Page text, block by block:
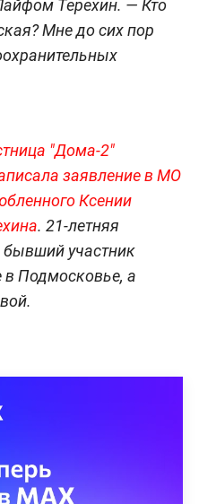
Терехин. — Кто
Мне до сих пор
"Дома-2"
заявление в МО
Ксении
. 21-летняя
бывший участник
в Подмосковье, а